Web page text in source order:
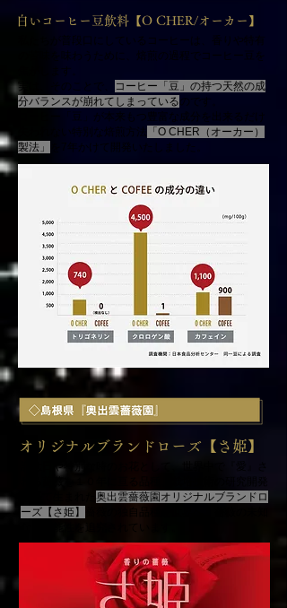
白いコーヒー豆飲料【O CHER/オーカー】
私たちが普段口にしているコーヒーは、香りや特有
の苦味を味わうために、焙煎の過程でコーヒー豆を
実は、そのことで、
コーヒー「豆」の持つ天然の成
分バランスが崩れてしまっている のです。
コーヒー「豆」が本来もつ豊富な成分を出来るだけ
失われない特別な焙煎方法
「 O CHER（オーカー）
製法」
を7年かけて開発いたしました。
オリジナルブランドローズ【さ姫】
記念日や特別な時のお花として、世界中で『愛』さ
奥出雲薔薇園オリジナルブランドロ
ーズ【さ姫】